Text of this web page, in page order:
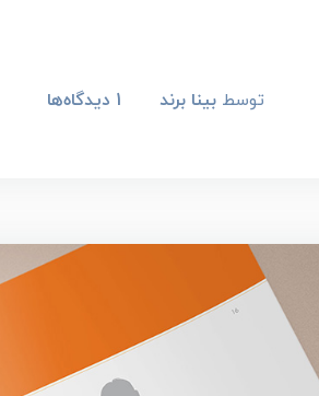
توسط بینا برند 1 دیدگاه‌ها